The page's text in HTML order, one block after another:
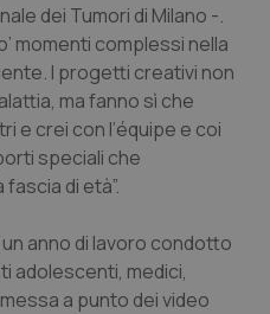
dei Tumori di Milano -.
momenti complessi nella
I progetti creativi non
ma fanno sì che
e crei con l’équipe e coi
speciali che
di età”.
anno di lavoro condotto
adolescenti, medici,
a punto dei video